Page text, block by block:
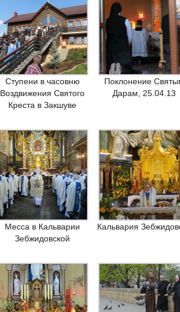
Ступени в часовню
Воздвижения Святого
Креста в Закшуве
Поклонение
Дарам, 25.04.13
Месса в Кальварии
Зебжидовской
Кальвария